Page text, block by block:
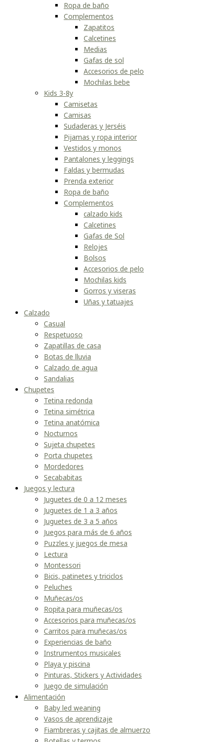
Ropa de baño
Complementos
Zapatitos
Calcetines
Medias
Gafas de sol
Accesorios de pelo
Mochilas bebe
Kids 3-8y
Camisetas
Camisas
Sudaderas y Jerséis
Pijamas y ropa interior
Vestidos y monos
Pantalones y leggings
Faldas y bermudas
Prenda exterior
Ropa de baño
Complementos
calzado kids
Calcetines
Gafas de Sol
Relojes
Bolsos
Accesorios de pelo
Mochilas kids
Gorros y viseras
Uñas y tatuajes
Calzado
Casual
Respetuoso
Zapatillas de casa
Botas de lluvia
Calzado de agua
Sandalias
Chupetes
Tetina redonda
Tetina simétrica
Tetina anatómica
Nocturnos
Sujeta chupetes
Porta chupetes
Mordedores
Secababitas
Juegos y lectura
Juguetes de 0 a 12 meses
Juguetes de 1 a 3 años
Juguetes de 3 a 5 años
Juegos para más de 6 años
Puzzles y juegos de mesa
Lectura
Montessori
Bicis, patinetes y triciclos
Peluches
Muñecas/os
Ropita para muñecas/os
Accesorios para muñecas/os
Carritos para muñecas/os
Experiencias de baño
Instrumentos musicales
Playa y piscina
Pinturas, Stickers y Actividades
Juego de simulación
Alimentación
Baby led weaning
Vasos de aprendizaje
Fiambreras y cajitas de almuerzo